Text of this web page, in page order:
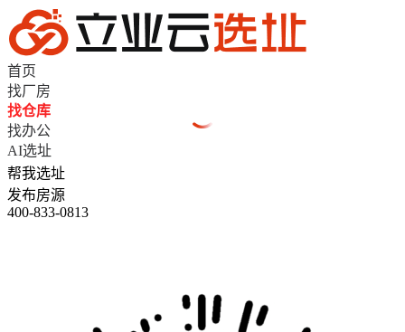
首页
找厂房
找仓库
找办公
AI选址
帮我选址
发布房源
400-833-0813